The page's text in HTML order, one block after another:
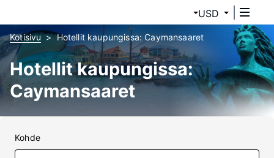
USD
Kotisivu Hotellit kaupungissa: Caymansaaret
Hotellit kaupungissa:
Caymansaaret
Kohde